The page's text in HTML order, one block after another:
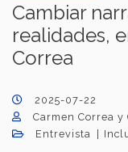
Cambiar
realidades,
Correa
2025-07-22
Carmen Correa
Entrevista